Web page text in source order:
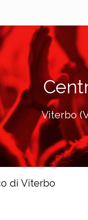
Viterbo
di Viterbo